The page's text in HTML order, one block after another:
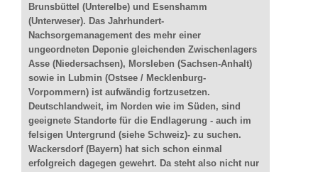
Brunsbüttel (Unterelbe) und Esenshamm
(Unterweser). Das Jahrhundert-
Nachsorgemanagement des mehr einer
ungeordneten Deponie gleichenden Zwischenlagers
Asse (Niedersachsen), Morsleben (Sachsen-Anhalt)
sowie in Lubmin (Ostsee / Mecklenburg-
Vorpommern) ist aufwändig fortzusetzen.
Deutschlandweit, im Norden wie im Süden, sind
geeignete Standorte für die Endlagerung - auch im
felsigen Untergrund (siehe Schweiz)- zu suchen.
Wackersdorf (Bayern) hat sich schon einmal
erfolgreich dagegen gewehrt. Da steht also nicht nur